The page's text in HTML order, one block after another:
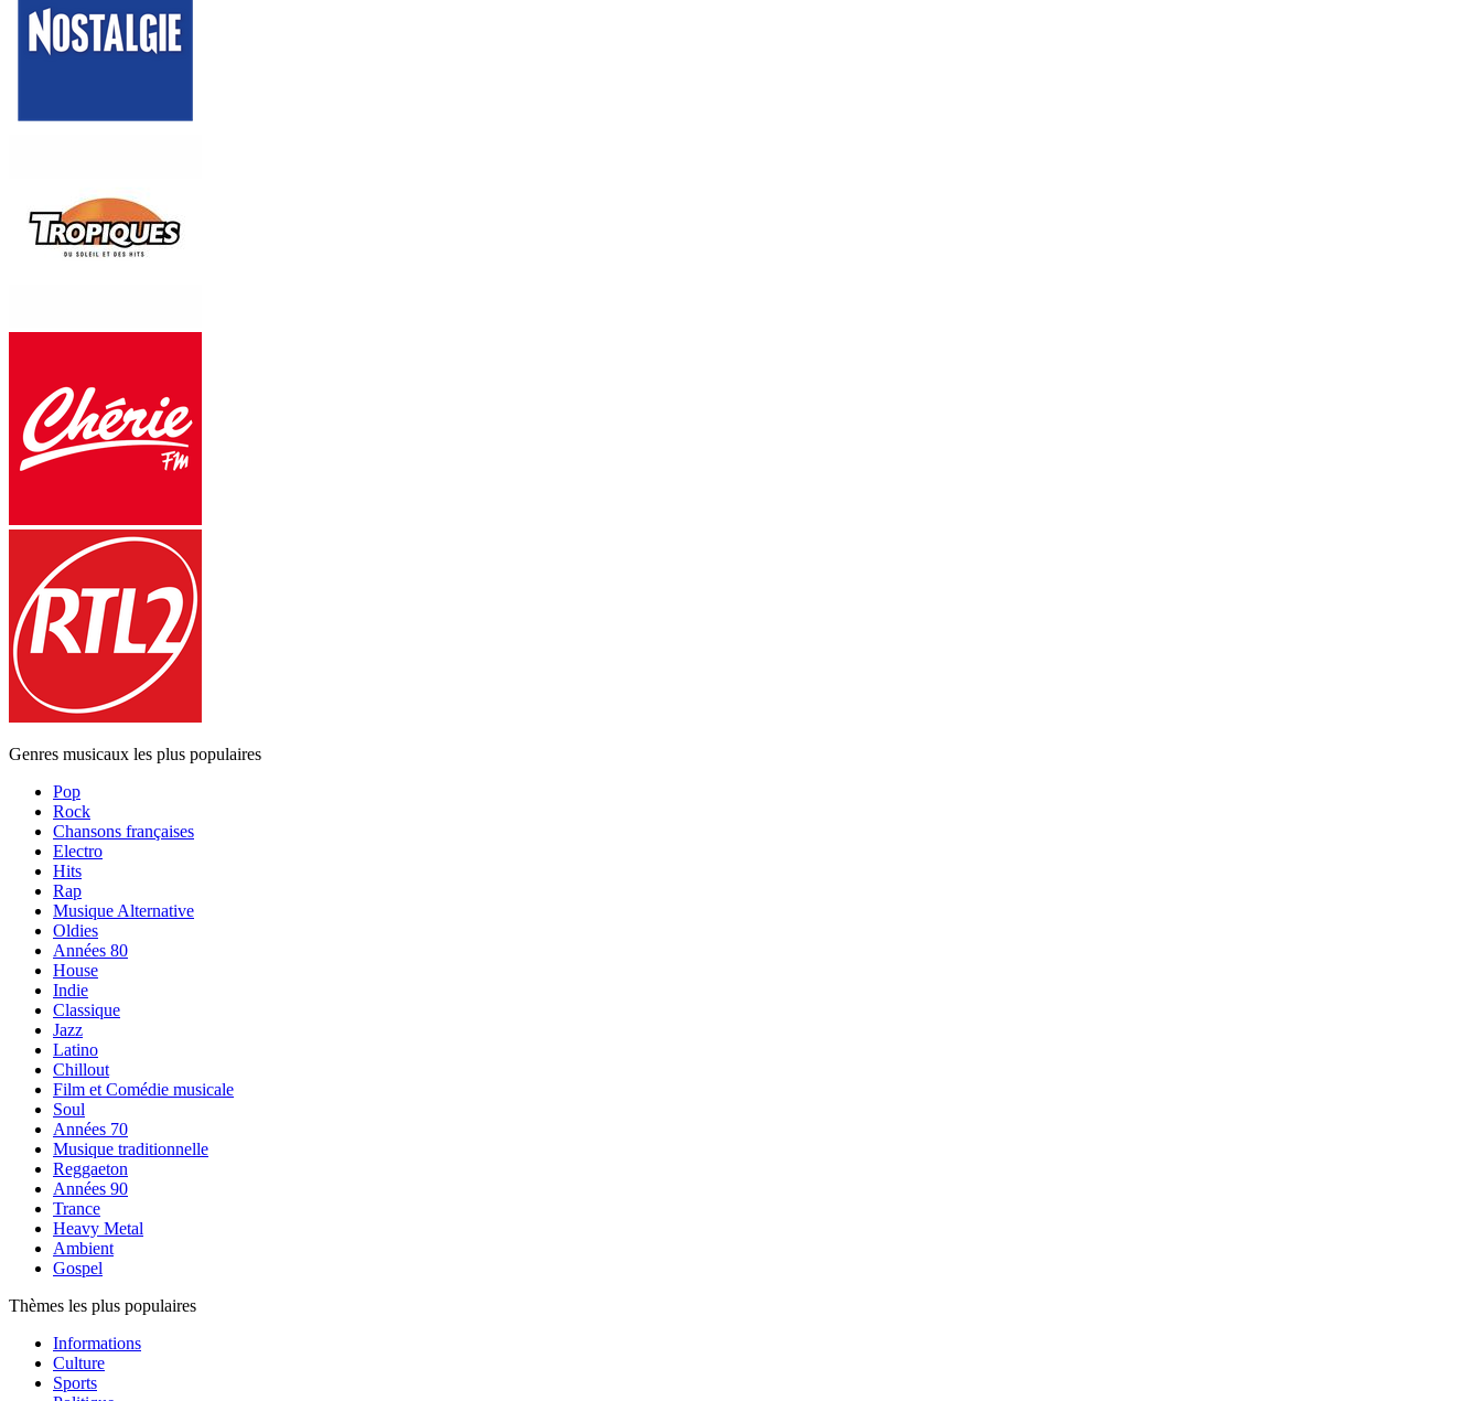
Genres musicaux les plus populaires
Pop
Rock
Chansons françaises
Electro
Hits
Rap
Musique Alternative
Oldies
Années 80
House
Indie
Classique
Jazz
Latino
Chillout
Film et Comédie musicale
Soul
Années 70
Musique traditionnelle
Reggaeton
Années 90
Trance
Heavy Metal
Ambient
Gospel
Thèmes les plus populaires
Informations
Culture
Sports